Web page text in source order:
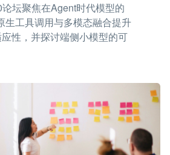
坛聚焦在Agent时代模型的
生工具调用与多模态融合提升
性，并探讨端侧小模型的可